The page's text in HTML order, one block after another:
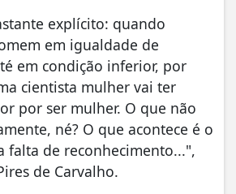
explícito: quando
em igualdade de
em condição inferior, por
cientista mulher vai ter
por ser mulher. O que não
né? O que acontece é o
falta de reconhecimento...",
de Carvalho.